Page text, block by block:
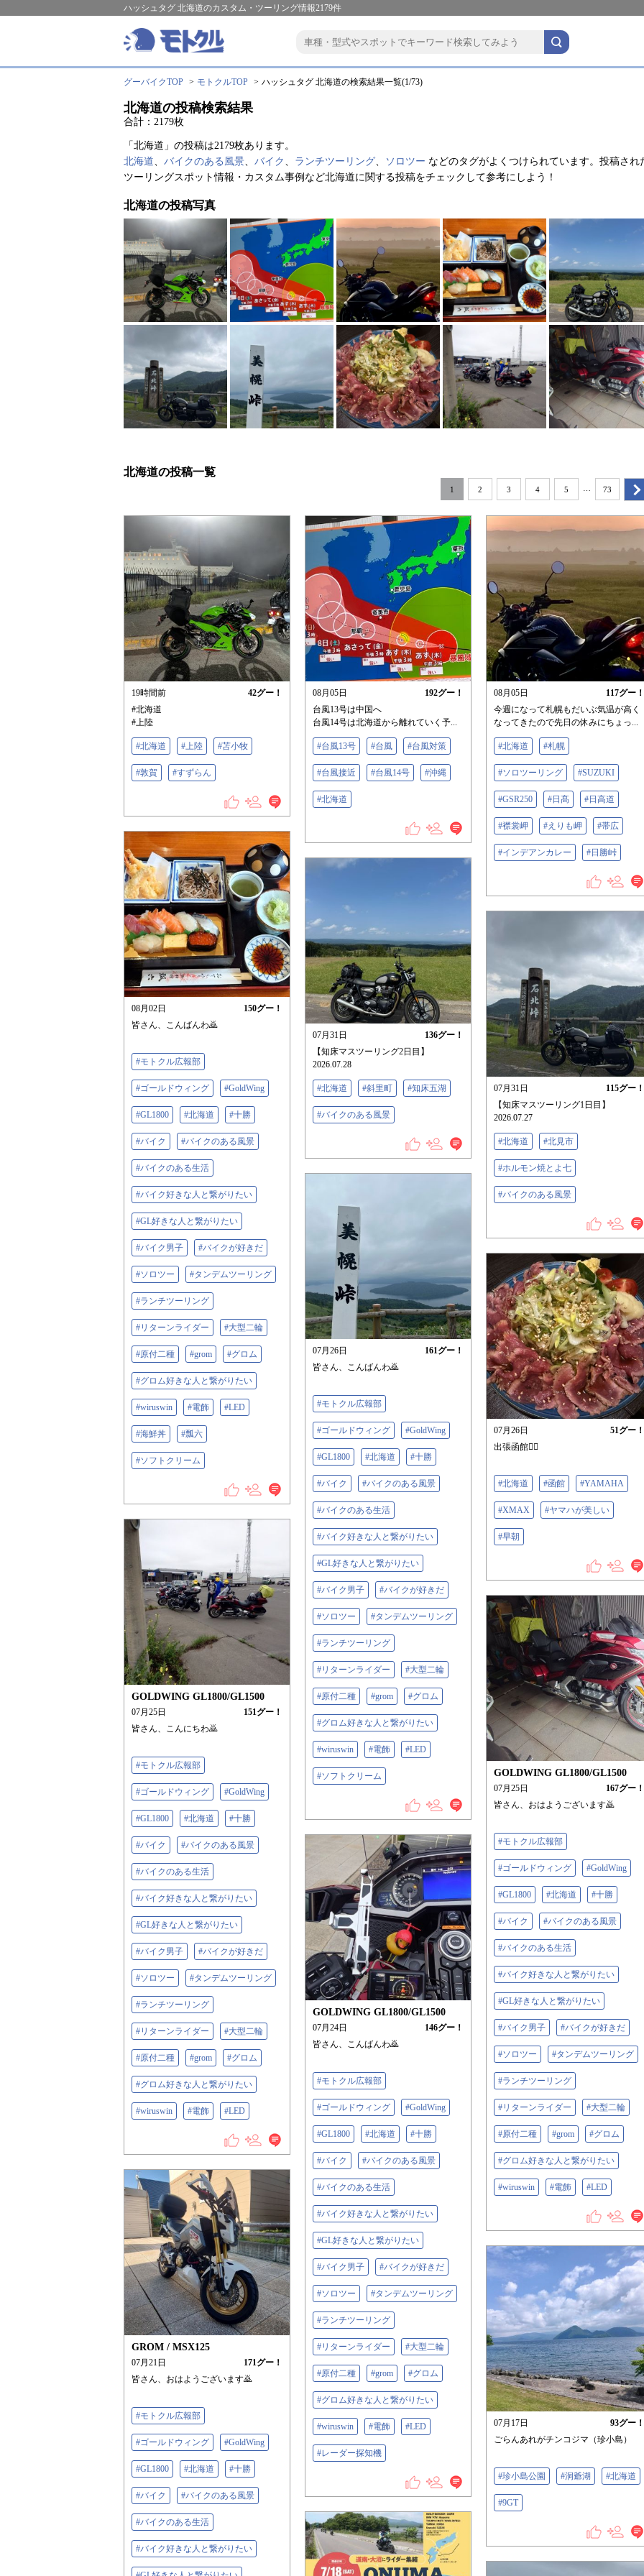
ハッシュタグ 北海道のカスタム・ツーリング情報2179件
グーバイクTOP モトクルTOP ハッシュタグ 北海道の検索結果一覧(1/73)
北海道の投稿検索結果
合計：2179枚
「北海道」の投稿は2179枚あります。
北海道、 バイクのある風景、 バイク 、 ランチツーリング、 ソロツー などのタグがよくつけられています。投稿され
ツーリングスポット情報・カスタム事例など北海道に関する投稿をチェックして参考にしよう！
北海道の投稿写真
北海道の投稿一覧
1 2 3 4 5 73
19時間前 42グー！
#北海道
#上陸
#北海道 #上陸 #苫小牧
#敦賀 #すずらん
08月05日 192グー！
台風13号は中国へ
台風14号は北海道から離れていく予...
#台風13号 #台風 #台風対策
#台風接近 #台風14号 #沖縄
#北海道
08月05日 117グー！
今週になって札幌もだいぶ気温が高く
なってきたので先日の休みにちょっ...
#北海道 #札幌
#ソロツーリング #SUZUKI
#GSR250 #日髙 #日高道
#襟裳岬 #えりも岬 #帯広
#インデアンカレー #日勝峠
08月02日 150グー！
皆さん、こんばんわ🙇
#モトクル広報部
#ゴールドウィング #GoldWing
#GL1800 #北海道 #十勝
#バイク #バイクのある風景
#バイクのある生活
#バイク好きな人と繋がりたい
#GL好きな人と繋がりたい
#バイク男子 #バイクが好きだ
#ソロツー #タンデムツーリング
#ランチツーリング
#リターンライダー #大型二輪
#原付二種 #grom #グロム
#グロム好きな人と繋がりたい
#wiruswin #電飾 #LED
#海鮮丼 #瓢六
#ソフトクリーム
07月31日 136グー！
【知床マスツーリング2日目】
2026.07.28
#北海道 #斜里町 #知床五湖
#バイクのある風景
07月31日 115グー！
【知床マスツーリング1日目】
2026.07.27
#北海道 #北見市
#ホルモン焼とよ七
#バイクのある風景
07月26日 161グー！
皆さん、こんばんわ🙇
#モトクル広報部
#ゴールドウィング #GoldWing
#GL1800 #北海道 #十勝
#バイク #バイクのある風景
#バイクのある生活
#バイク好きな人と繋がりたい
#GL好きな人と繋がりたい
#バイク男子 #バイクが好きだ
#ソロツー #タンデムツーリング
#ランチツーリング
#リターンライダー #大型二輪
#原付二種 #grom #グロム
#グロム好きな人と繋がりたい
#wiruswin #電飾 #LED
#ソフトクリーム
07月26日 51グー！
出張函館🙂‍↕️
#北海道 #函館 #YAMAHA
#XMAX #ヤマハが美しい
#早朝
GOLDWING GL1800/GL1500
07月25日 151グー！
皆さん、こんにちわ🙇
#モトクル広報部
#ゴールドウィング #GoldWing
#GL1800 #北海道 #十勝
#バイク #バイクのある風景
#バイクのある生活
#バイク好きな人と繋がりたい
#GL好きな人と繋がりたい
#バイク男子 #バイクが好きだ
#ソロツー #タンデムツーリング
#ランチツーリング
#リターンライダー #大型二輪
#原付二種 #grom #グロム
#グロム好きな人と繋がりたい
#wiruswin #電飾 #LED
GOLDWING GL1800/GL1500
07月25日 167グー！
皆さん、おはようございます🙇
#モトクル広報部
#ゴールドウィング #GoldWing
#GL1800 #北海道 #十勝
#バイク #バイクのある風景
#バイクのある生活
#バイク好きな人と繋がりたい
#GL好きな人と繋がりたい
#バイク男子 #バイクが好きだ
#ソロツー #タンデムツーリング
#ランチツーリング
#リターンライダー #大型二輪
#原付二種 #grom #グロム
#グロム好きな人と繋がりたい
#wiruswin #電飾 #LED
GOLDWING GL1800/GL1500
07月24日 146グー！
皆さん、こんばんわ🙇
#モトクル広報部
#ゴールドウィング #GoldWing
#GL1800 #北海道 #十勝
#バイク #バイクのある風景
#バイクのある生活
#バイク好きな人と繋がりたい
#GL好きな人と繋がりたい
#バイク男子 #バイクが好きだ
#ソロツー #タンデムツーリング
#ランチツーリング
#リターンライダー #大型二輪
#原付二種 #grom #グロム
#グロム好きな人と繋がりたい
#wiruswin #電飾 #LED
#レーダー探知機
GROM / MSX125
07月21日 171グー！
皆さん、おはようございます🙇
#モトクル広報部
#ゴールドウィング #GoldWing
#GL1800 #北海道 #十勝
#バイク #バイクのある風景
#バイクのある生活
#バイク好きな人と繋がりたい
07月17日 93グー！
ごらんあれがチンコジマ（珍小島）
#珍小島公園 #洞爺湖 #北海道
#9GT